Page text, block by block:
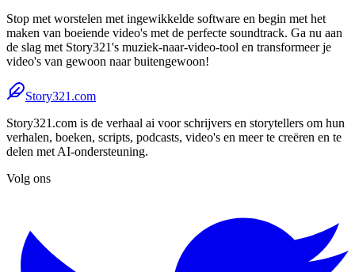
Stop met worstelen met ingewikkelde software en begin met het
maken van boeiende video's met de perfecte soundtrack. Ga nu aan
de slag met Story321's muziek-naar-video-tool en transformeer je
video's van gewoon naar buitengewoon!
Story321.com
Story321.com is de verhaal ai voor schrijvers en storytellers om hun
verhalen, boeken, scripts, podcasts, video's en meer te creëren en te
delen met AI-ondersteuning.
Volg ons